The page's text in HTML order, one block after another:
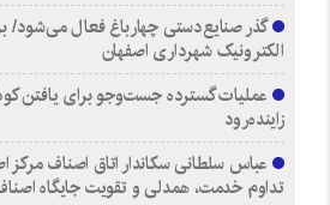
گذر صنایع‌دستی چهارباغ فعال می‌شود/
الکترونیک شهرداری اصفهان
عملیات گسترده جست‌وجو برای یافتن
زاینده‌رود
عباس سلطانی سکاندار اتاق اصناف مرکز
تداوم خدمت، همدلی و تقویت جایگاه